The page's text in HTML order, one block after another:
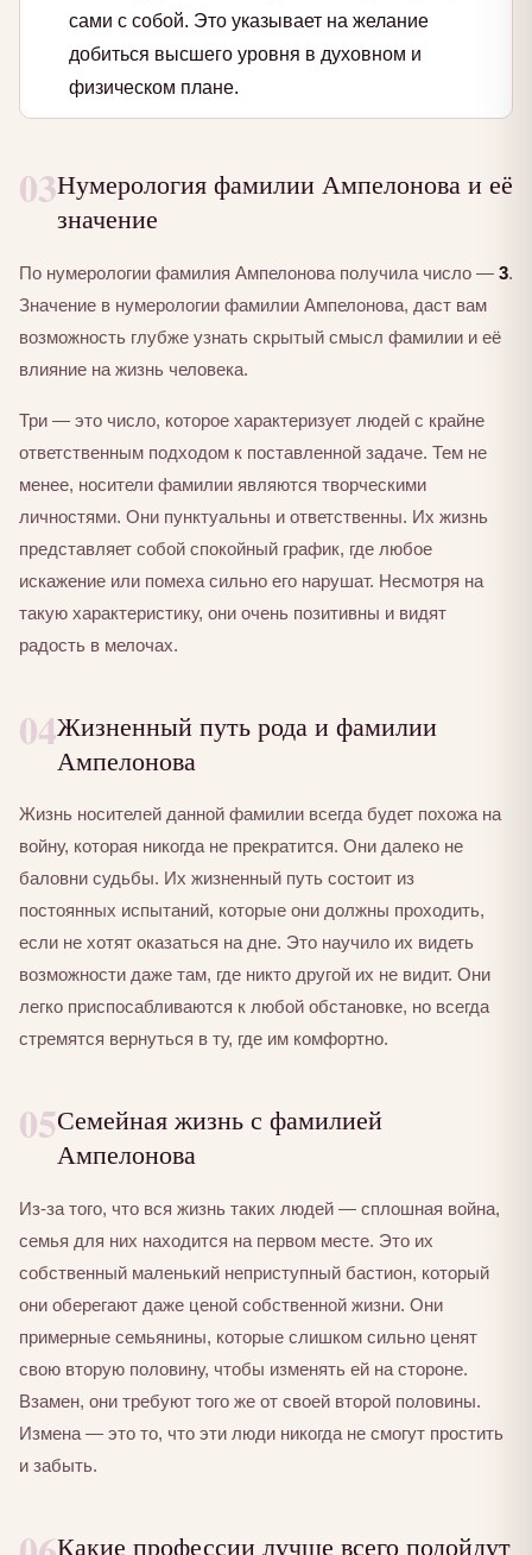
сами с собой. Это указывает на желание
добиться высшего уровня в духовном и
физическом плане.
03Нумерология фамилии Ампелонова и её
значение
По нумерологии фамилия Ампелонова получила число — 3.
Значение в нумерологии фамилии Ампелонова, даст вам
возможность глубже узнать скрытый смысл фамилии и её
влияние на жизнь человека.
Три — это число, которое характеризует людей с крайне
ответственным подходом к поставленной задаче. Тем не
менее, носители фамилии являются творческими
личностями. Они пунктуальны и ответственны. Их жизнь
представляет собой спокойный график, где любое
искажение или помеха сильно его нарушат. Несмотря на
такую характеристику, они очень позитивны и видят
радость в мелочах.
04Жизненный путь рода и фамилии
Ампелонова
Жизнь носителей данной фамилии всегда будет похожа на
войну, которая никогда не прекратится. Они далеко не
баловни судьбы. Их жизненный путь состоит из
постоянных испытаний, которые они должны проходить,
если не хотят оказаться на дне. Это научило их видеть
возможности даже там, где никто другой их не видит. Они
легко приспосабливаются к любой обстановке, но всегда
стремятся вернуться в ту, где им комфортно.
05Семейная жизнь с фамилией
Ампелонова
Из-за того, что вся жизнь таких людей — сплошная война,
семья для них находится на первом месте. Это их
собственный маленький неприступный бастион, который
они оберегают даже ценой собственной жизни. Они
примерные семьянины, которые слишком сильно ценят
свою вторую половину, чтобы изменять ей на стороне.
Взамен, они требуют того же от своей второй половины.
Измена — это то, что эти люди никогда не смогут простить
и забыть.
Какие профессии лучше всего подойдут